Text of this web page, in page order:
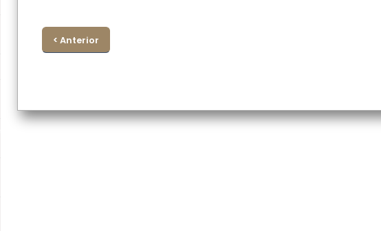
< Anterior